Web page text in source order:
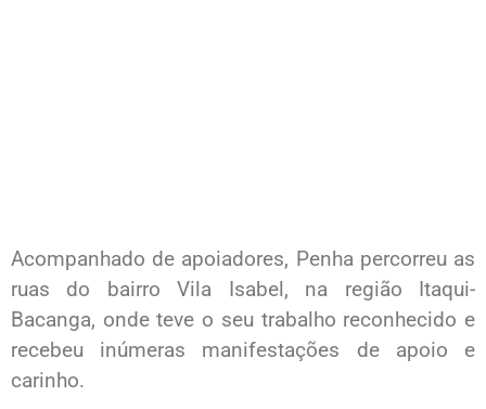
Acompanhado de apoiadores, Penha percorreu as
ruas do bairro Vila Isabel, na região Itaqui-
Bacanga, onde teve o seu trabalho reconhecido e
recebeu inúmeras manifestações de apoio e
carinho.